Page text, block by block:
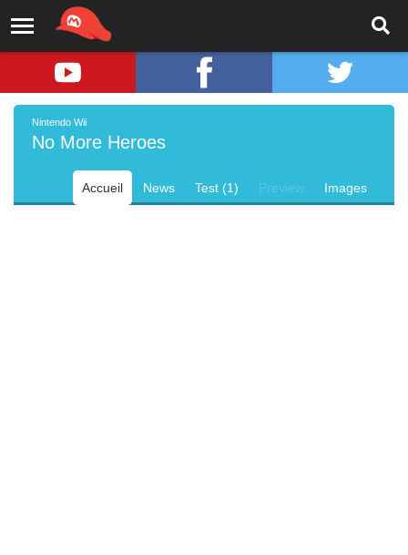
Nintendo Wii
No More Heroes
Accueil News Test (1) Preview Images